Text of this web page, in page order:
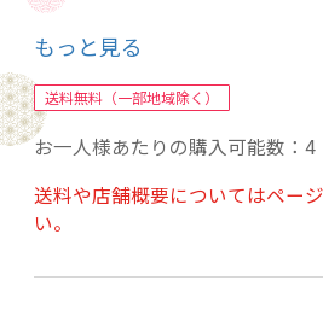
【商品内容】
1.マッシュルーム
× 1袋（160ｇ）
2.クレソンのポタ
× 1袋（160ｇ）
3.かぼちゃとじゃがいも
もっと見る
送料無料（一部地域除く）
お一人様あたりの購入可能数：4
送料や店舗概要についてはペー
い。